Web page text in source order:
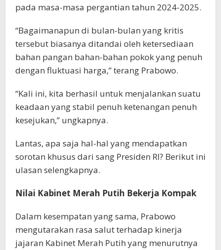
pada masa-masa pergantian tahun 2024-2025.
“Bagaimanapun di bulan-bulan yang kritis
tersebut biasanya ditandai oleh ketersediaan
bahan pangan bahan-bahan pokok yang penuh
dengan fluktuasi harga,” terang Prabowo.
“Kali ini, kita berhasil untuk menjalankan suatu
keadaan yang stabil penuh ketenangan penuh
kesejukan,” ungkapnya.
Lantas, apa saja hal-hal yang mendapatkan
sorotan khusus dari sang Presiden RI? Berikut ini
ulasan selengkapnya.
Nilai Kabinet Merah Putih Bekerja Kompak
Dalam kesempatan yang sama, Prabowo
mengutarakan rasa salut terhadap kinerja
jajaran Kabinet Merah Putih yang menurutnya